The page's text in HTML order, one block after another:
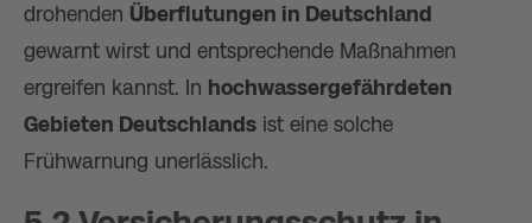
drohenden Überflutungen in Deutschland
gewarnt wirst und entsprechende Maßnahmen
ergreifen kannst. In hochwassergefährdeten
Gebieten Deutschlands ist eine solche
Frühwarnung unerlässlich.